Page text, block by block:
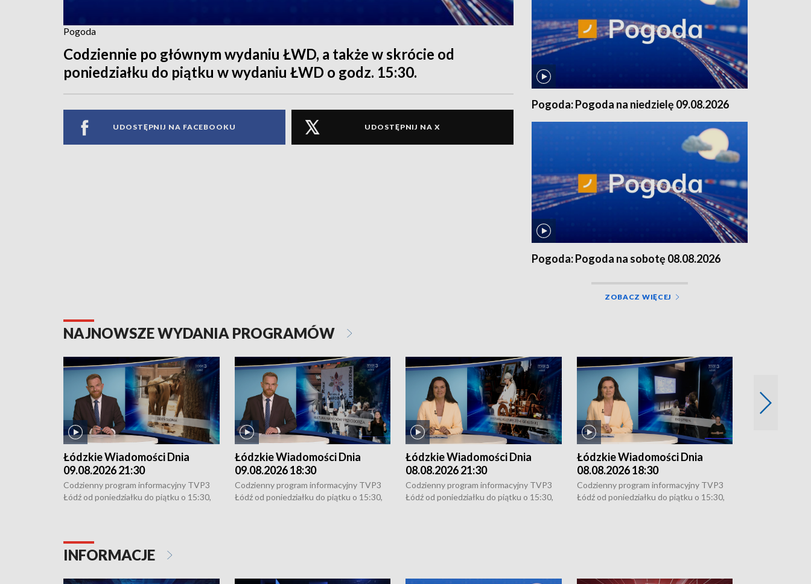
Pogoda
Codziennie po głównym wydaniu ŁWD, a także w skrócie od
poniedziałku do piątku w wydaniu ŁWD o godz. 15:30.
UDOSTĘPNIJ NA FACEBOOKU UDOSTĘPNIJ NA X
Pogoda: Pogoda na niedzielę 09.08.2026
Pogoda: Pogoda na sobotę 08.08.2026
ZOBACZ WIĘCEJ
NAJNOWSZE WYDANIA PROGRAMÓW
Łódzkie Wiadomości Dnia
09.08.2026 21:30
Codzienny program informacyjny TVP3
Łódź od poniedziałku do piątku o 15:30,
Łódzkie Wiadomości Dnia
09.08.2026 18:30
Codzienny program informacyjny TVP3
Łódź od poniedziałku do piątku o 15:30,
Łódzkie Wiadomości Dnia
08.08.2026 21:30
Codzienny program informacyjny TVP3
Łódź od poniedziałku do piątku o 15:30,
Łódzkie Wiadomości Dnia
08.08.2026 18:30
Codzienny program informacyjny TVP3
Łódź od poniedziałku do piątku o 15:30,
INFORMACJE